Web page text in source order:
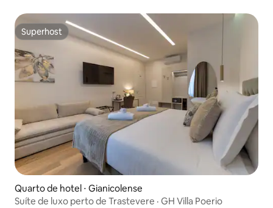
Superhost
Superhost
Quarto de hotel ⋅ Gianicolense
Suíte de luxo perto de Trastevere · GH Villa Poerio